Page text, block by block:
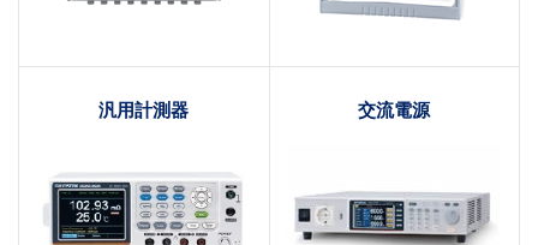
汎用計測器 交流電源